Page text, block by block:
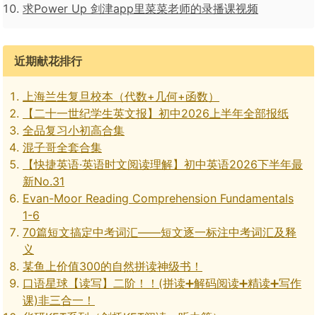
求Power Up 剑津app里菜菜老师的录播课视频
近期献花排行
上海兰生复旦校本（代数+几何+函数）
【二十一世纪学生英文报】初中2026上半年全部报纸
全品复习小初高合集
混子哥全套合集
【快捷英语·英语时文阅读理解】初中英语2026下半年最
新No.31
Evan-Moor Reading Comprehension Fundamentals
1-6
70篇短文搞定中考词汇——短文逐一标注中考词汇及释
义
某鱼上价值300的自然拼读神级书！
口语星球【读写】二阶！！(拼读➕解码阅读➕精读➕写作
课)非三合一！